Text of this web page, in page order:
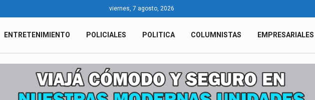
viernes, 7 agosto, 2026
ENTRETENIMIENTO POLICIALES POLITICA COLUMNISTAS EMPRESARIALES